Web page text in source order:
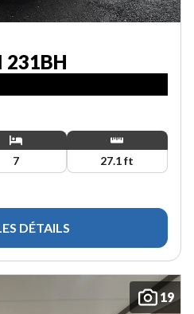
231BH
7 27.1 ft
DÉTAILS
19